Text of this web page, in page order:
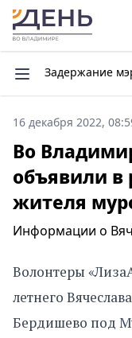
Задержание
16 декабря 2022,
Во
объявили в
жителя
Информации о
Волонтеры
летнего
Бердишево под